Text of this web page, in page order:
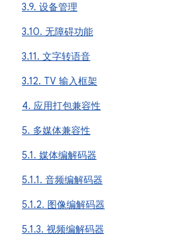
3.9. 设备管理
3.10. 无障碍功能
3.11. 文字转语音
3.12. TV 输入框架
4. 应用打包兼容性
5. 多媒体兼容性
5.1. 媒体编解码器
5.1.1. 音频编解码器
5.1.2. 图像编解码器
5.1.3. 视频编解码器